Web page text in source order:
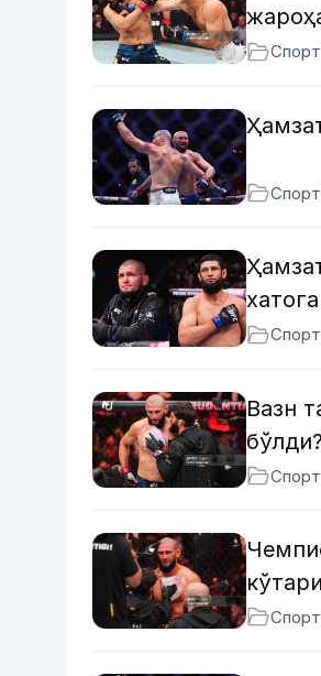
Спорт
Спорт
Спорт
Вазн
бўлди?
Спорт
Спорт